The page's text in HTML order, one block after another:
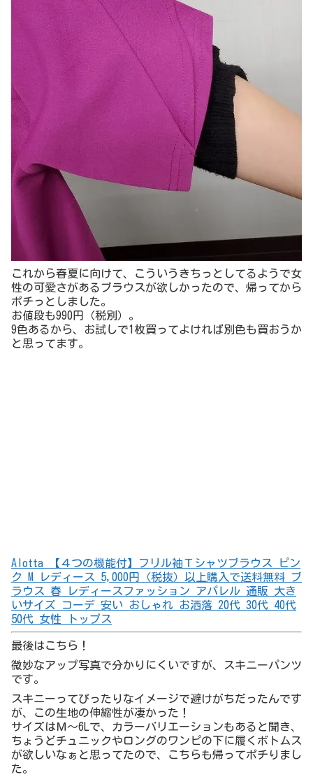
ポチっとしました。
お値段も990円（税別）。
9色あるから、お試しで1枚買ってよければ別色も買おうか
と思ってます。
Alotta 【４つの機能付】フリル袖Ｔシャツブラウス ピン
ク M レディース 5,000円（税抜）以上購入で送料無料 ブ
ラウス 春 レディースファッション アパレル 通販 大き
いサイズ コーデ 安い おしゃれ お洒落 20代 30代 40代
50代 女性 トップス
最後はこちら！
微妙なアップ写真で分かりにくいですが、スキニーパンツ
スキニーってぴったりなイメージで避けがちだったんです
が、この生地の伸縮性が凄かった！
サイズはＭ～6Lで、カラーバリエーションもあると聞き、
ちょうどチュニックやロングのワンピの下に履くボトムス
が欲しいなぁと思ってたので、こちらも帰ってポチりまし
た。
私が買ったのはこれ。税込み2,198円。
デカいサイズしか着れないくせに、色にこだわったりする
ワイ。ごめんやで。
でも、こういう取りそろえショップがあるとほんとありが
たい。
サイズ感が分かれば、冬は裏起毛とか別仕様も買える。
ところで、RyuRyumallにもべるーにゃみたいなマスコッ
トがいたよ！
右側のウサギの子「リュリュらび」っていうんだって！